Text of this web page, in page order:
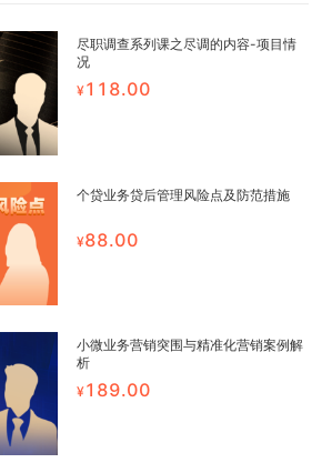
尽职调查系列课之尽调的内容-项目情
况
118.00
个贷业务贷后管理风险点及防范措施
88.00
小微业务营销突围与精准化营销案例解
析
189.00